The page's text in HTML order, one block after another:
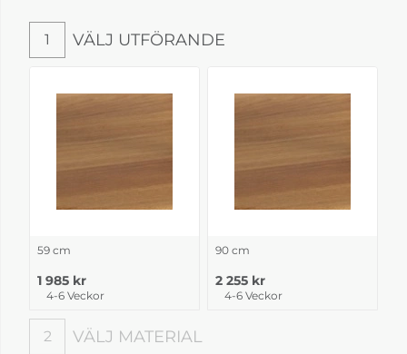
Välj utförande
1 VÄLJ UTFÖRANDE
59 cm
1 985 kr
4-6 Veckor
90 cm
2 255 kr
4-6 Veckor
Välj material
2 VÄLJ MATERIAL